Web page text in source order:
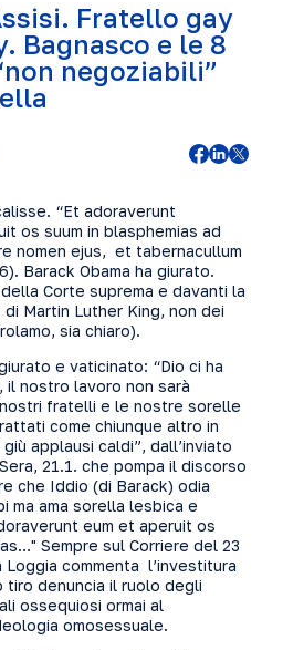
Fratello gay
Bagnasco e le 8
negoziabili”
“Et adoraverunt
os suum in blasphemias ad
nomen ejus, et tabernacullum
Barack Obama ha giurato.
Corte suprema e davanti la
di Martin Luther King, non dei
sia chiaro).
e vaticinato: “Dio ci ha
nostro lavoro non sarà
fratelli e le nostre sorelle
come chiunque altro in
applausi caldi”, dall’inviato
21.1. che pompa il discorso
che Iddio (di Barack) odia
ma ama sorella lesbica e
eum et aperuit os
Sempre sul Corriere del 23
Loggia commenta l’investitura
tiro denuncia il ruolo degli
ossequiosi ormai al
omosessuale.